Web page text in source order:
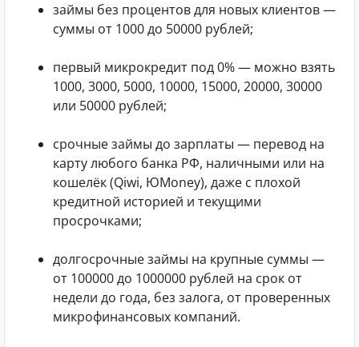
займы без процентов для новых клиентов —
суммы от 1000 до 50000 рублей;
первый микрокредит под 0% — можно взять
1000, 3000, 5000, 10000, 15000, 20000, 30000
или 50000 рублей;
срочные займы до зарплаты — перевод на
карту любого банка РФ, наличными или на
кошелёк (Qiwi, ЮMoney), даже с плохой
кредитной историей и текущими
просрочками;
долгосрочные займы на крупные суммы —
от 100000 до 1000000 рублей на срок от
недели до года, без залога, от проверенных
микрофинансовых компаний.